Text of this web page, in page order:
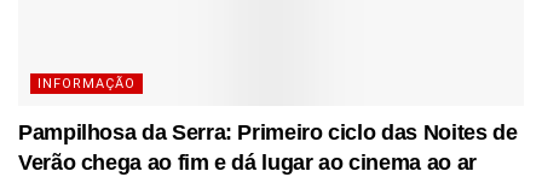
INFORMAÇÃO
Pampilhosa da Serra: Primeiro ciclo das Noites de
Verão chega ao fim e dá lugar ao cinema ao ar